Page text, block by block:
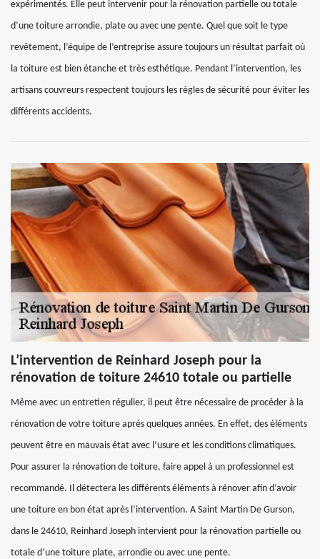
expérimentés. Elle peut intervenir pour la rénovation partielle ou totale
d’une toiture arrondie, plate ou avec une pente. Quel que soit le type
revêtement, l’équipe de l’entreprise assure toujours un résultat parfait où
la toiture est bien étanche et très esthétique. Pendant l’intervention, les
artisans couvreurs respectent toujours les règles de sécurité pour éviter les
différents accidents.
L’intervention de Reinhard Joseph pour la
rénovation de toiture 24610 totale ou partielle
Même avec un entretien régulier, il peut être nécessaire de procéder à la
rénovation de votre toiture après quelques années. En effet, des éléments
peuvent être en mauvais état avec l’usure et les conditions climatiques.
Pour assurer la rénovation de toiture, faire appel à un professionnel est
recommandé. Il détectera les différents éléments à rénover afin d’avoir
une toiture en bon état après l’intervention. A Saint Martin De Gurson,
dans le 24610, Reinhard Joseph intervient pour la rénovation partielle ou
totale d’une toiture plate, arrondie ou avec une pente.